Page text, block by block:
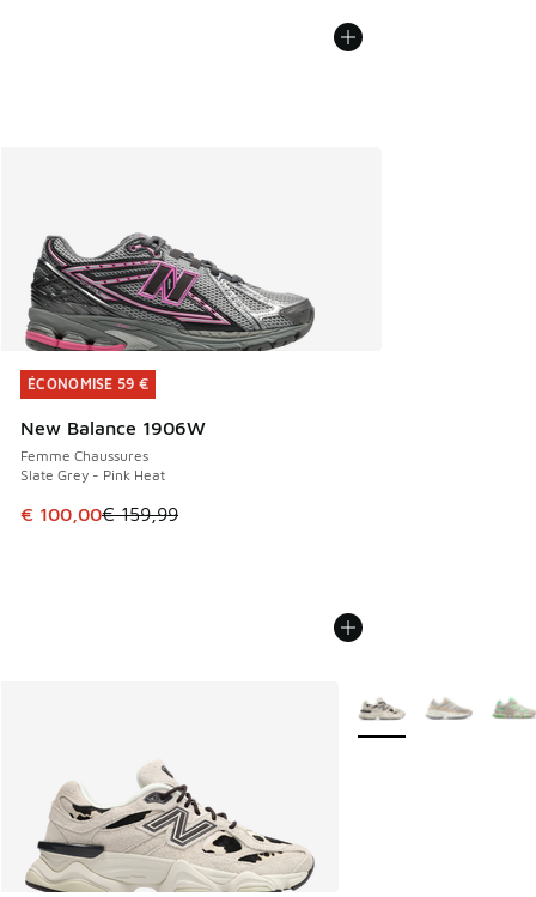
ÉCONOMISE 59 €
New Balance 1906W
Femme Chaussures
Slate Grey - Pink Heat
Cet article est en promotion. Prix en baisse de € 159,99 à
€ 100,00€ 159,99
ÉCONOMISE 59 €
Plus de couleurs